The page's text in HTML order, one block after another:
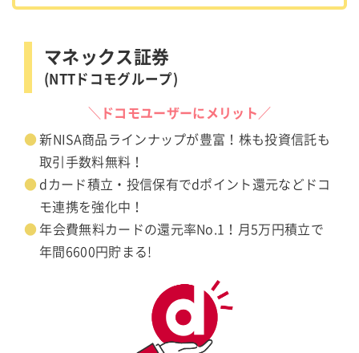
マネックス証券
(NTTドコモグループ)
＼ドコモユーザーにメリット／
新NISA商品ラインナップが豊富！株も投資信託も
取引手数料無料！
dカード積立・投信保有でdポイント還元などドコ
モ連携を強化中！
年会費無料カードの還元率No.1！月5万円積立で
年間6600円貯まる!